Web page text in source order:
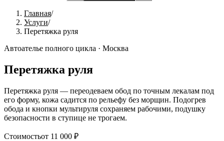
Главная/
Услуги/
Перетяжка руля
Автоателье полного цикла · Москва
Перетяжка руля
Перетяжка руля — переодеваем обод по точным лекалам под
его форму, кожа садится по рельефу без морщин. Подогрев
обода и кнопки мультируля сохраняем рабочими, подушку
безопасности в ступице не трогаем.
Стоимостьот 11 000 ₽